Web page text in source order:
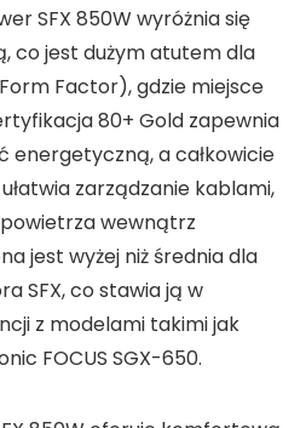
SFX 850W wyróżnia się
co jest dużym atutem dla
Factor), gdzie miejsce
80+ Gold zapewnia
energetyczną, a całkowicie
zarządzanie kablami,
wewnątrz
jest wyżej niż średnia dla
SFX, co stawia ją w
z modelami takimi jak
FOCUS SGX-650.